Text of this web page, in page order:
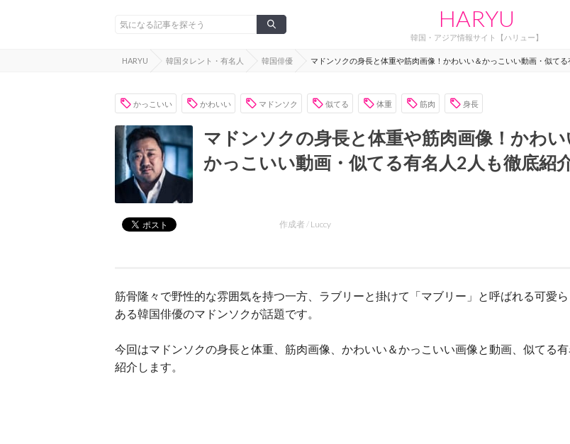
HARYU
韓国・アジア情報サイト【ハリュー】
HARYU 韓国タレント・有名人 韓国俳優 マドンソクの身長と体重や筋肉画像！かわいい＆かっこいい動画・似て
かっこいい かわいい マドンソク 似てる 体重 筋肉 身長
マドンソクの身長と体重や筋肉画像！かわい
かっこいい動画・似てる有名人2人も徹底紹
作成者 / Luccy
筋骨隆々で野性的な雰囲気を持つ一方、ラブリーと掛けて「マブリー」と呼ばれる可愛
ある韓国俳優のマドンソクが話題です。
今回はマドンソクの身長と体重、筋肉画像、かわいい＆かっこいい画像と動画、似てる
紹介します。